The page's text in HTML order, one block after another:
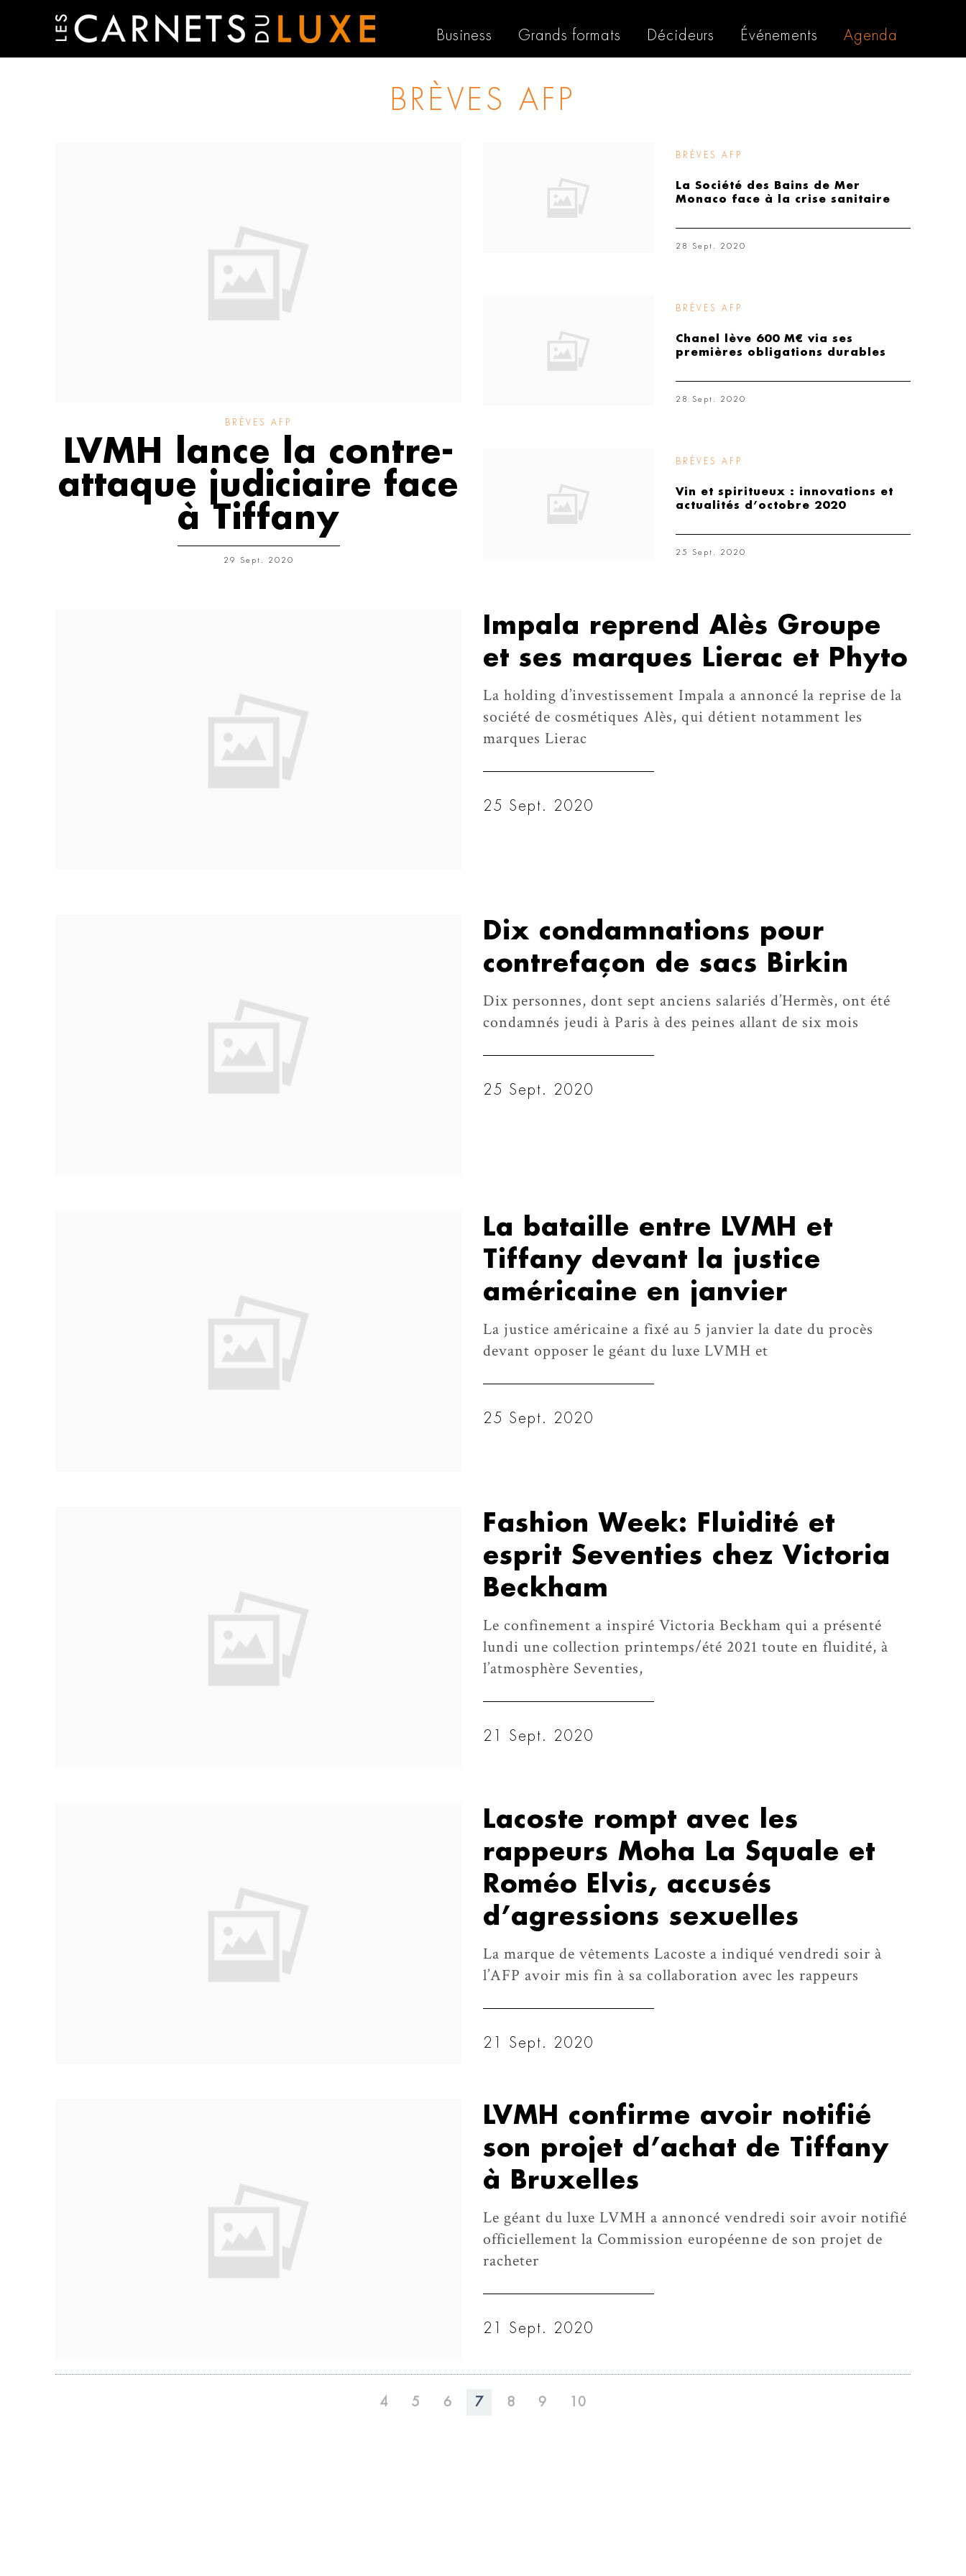
Business Grands formats Décideurs Événements Agenda
BRÈVES AFP
BRÈVES AFP
LVMH lance la contre-
attaque judiciaire face
à Tiffany
29 Sept. 2020
BRÈVES AFP
La Société des Bains de Mer
Monaco face à la crise sanitaire
28 Sept. 2020
BRÈVES AFP
Chanel lève 600 M€ via ses
premières obligations durables
28 Sept. 2020
BRÈVES AFP
Vin et spiritueux : innovations et
actualités d’octobre 2020
25 Sept. 2020
Impala reprend Alès Groupe
et ses marques Lierac et Phyto
La holding d’investissement Impala a annoncé la reprise de la
société de cosmétiques Alès, qui détient notamment les
marques Lierac
25 Sept. 2020
Dix condamnations pour
contrefaçon de sacs Birkin
Dix personnes, dont sept anciens salariés d’Hermès, ont été
condamnés jeudi à Paris à des peines allant de six mois
25 Sept. 2020
La bataille entre LVMH et
Tiffany devant la justice
américaine en janvier
La justice américaine a fixé au 5 janvier la date du procès
devant opposer le géant du luxe LVMH et
25 Sept. 2020
Fashion Week: Fluidité et
esprit Seventies chez Victoria
Beckham
Le confinement a inspiré Victoria Beckham qui a présenté
lundi une collection printemps/été 2021 toute en fluidité, à
l’atmosphère Seventies,
21 Sept. 2020
Lacoste rompt avec les
rappeurs Moha La Squale et
Roméo Elvis, accusés
d’agressions sexuelles
La marque de vêtements Lacoste a indiqué vendredi soir à
l’AFP avoir mis fin à sa collaboration avec les rappeurs
21 Sept. 2020
LVMH confirme avoir notifié
son projet d’achat de Tiffany
à Bruxelles
Le géant du luxe LVMH a annoncé vendredi soir avoir notifié
officiellement la Commission européenne de son projet de
racheter
21 Sept. 2020
4 5 6 7 8 9 10